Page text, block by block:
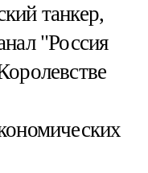
танкер,
"Россия